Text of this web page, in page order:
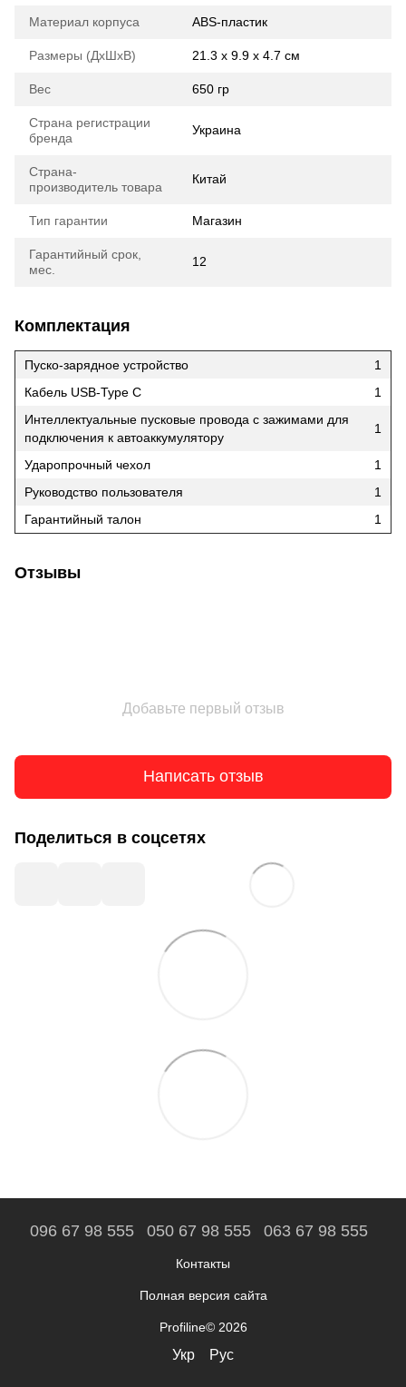
Материал корпуса ABS-пластик
Размеры (ДхШхВ) 21.3 х 9.9 х 4.7 см
Вес 650 гр
Страна регистрации
бренда
Украина
Страна-
производитель товара
Китай
Тип гарантии Магазин
Гарантийный срок,
мес.
12
Комплектация
Пуско-зарядное устройство
1
Кабель USB-Type C
1
Интеллектуальные пусковые провода с зажимами для
подключения к автоаккумулятору
1
Ударопрочный чехол
1
Руководство пользователя
1
Гарантийный талон
1
Отзывы
Добавьте первый отзыв
Написать отзыв
Поделиться в соцсетях
096 67 98 555 050 67 98 555 063 67 98 555
Контакты
Полная версия сайта
Profiline© 2026
Укр Рус